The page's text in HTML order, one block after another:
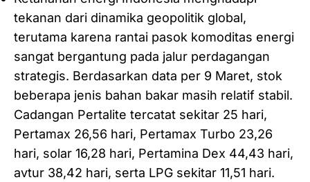
tekanan dari dinamika geopolitik global,
terutama karena rantai pasok komoditas energi
sangat bergantung pada jalur perdagangan
strategis. Berdasarkan data per 9 Maret, stok
beberapa jenis bahan bakar masih relatif stabil.
Cadangan Pertalite tercatat sekitar 25 hari,
Pertamax 26,56 hari, Pertamax Turbo 23,26
hari, solar 16,28 hari, Pertamina Dex 44,43 hari,
avtur 38,42 hari, serta LPG sekitar 11,51 hari.